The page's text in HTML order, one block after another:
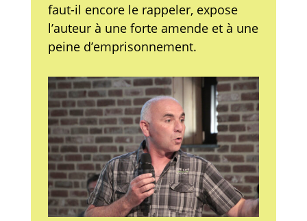
faut-il encore le rappeler, expose
l’auteur à une forte amende et à une
peine d’emprisonnement.